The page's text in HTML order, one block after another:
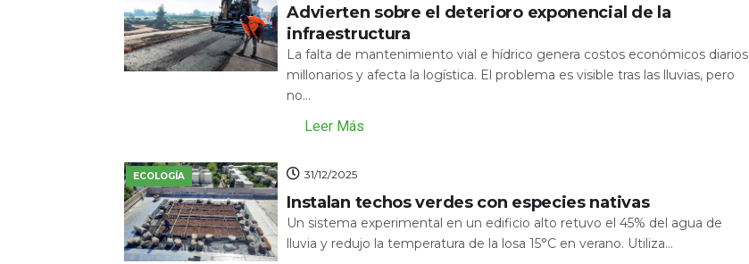
Advierten sobre el deterioro exponencial de la
infraestructura
La falta de mantenimiento vial e hídrico genera costos económicos diarios
millonarios y afecta la logística. El problema es visible tras las lluvias, pero
no...
Leer Más
ECOLOGÍA 31/12/2025
Instalan techos verdes con especies nativas
Un sistema experimental en un edificio alto retuvo el 45% del agua de
lluvia y redujo la temperatura de la losa 15°C en verano. Utiliza...